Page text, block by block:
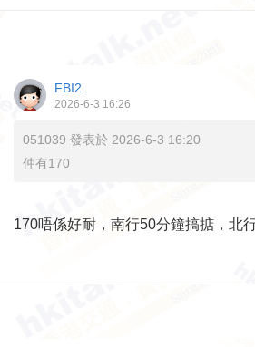
FBI2
2026-6-3 16:26
051039 發表於 2026-6-3 16:20
仲有170
170唔係好耐，南行50分鐘搞掂，北